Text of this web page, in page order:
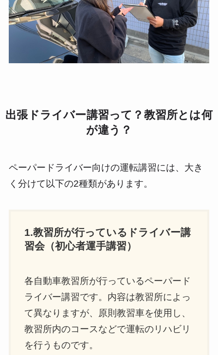
出張ドライバー講習って？教習所とは何
が違う？
ペーパードライバー向けの運転講習には、大き
く分けて以下の2種類があります。
1.教習所が行っているドライバー講
習会（初心者運手講習）
各自動車教習所が行っているペーパード
ライバー講習です。内容は教習所によっ
て異なりますが、原則教習車を使用し、
教習所内のコースなどで運転のリハビリ
を行うものです。